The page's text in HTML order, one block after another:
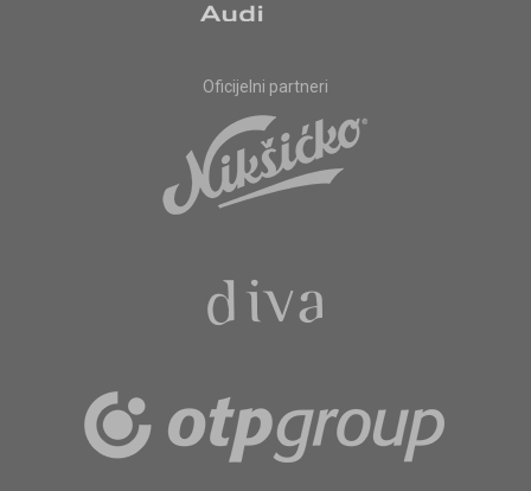
Oficijelni partneri